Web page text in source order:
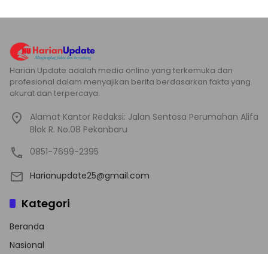
Harian Update adalah media online yang terkemuka dan
profesional dalam menyajikan berita berdasarkan fakta yang
akurat dan terpercaya.
Alamat Kantor Redaksi: Jalan Sentosa Perumahan Alifa
Blok R. No.08 Pekanbaru
0851-7699-2395
Harianupdate25@gmail.com
Kategori
Beranda
Nasional